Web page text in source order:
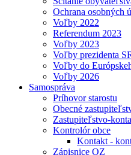
Ochrana osobných
Voľby 2022
Referendum 2023
Voľby 2023
Voľby prezidenta
Voľby do
Voľby 2026
Samospráva
Príhovor starostu
Obecné
Zastupiteľstvo-
Kontrolór obce
Kontakt -
Zápisnice OZ